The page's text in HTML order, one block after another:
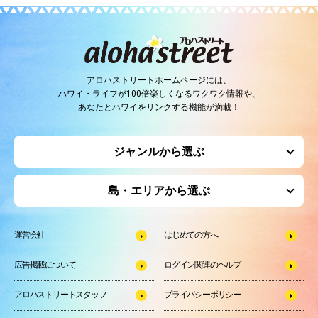
アロハストリートホームページには、
ハワイ・ライフが100倍楽しくなるワクワク情報や、
あなたとハワイをリンクする機能が満載！
ジャンルから選ぶ
島・エリアから選ぶ
運営会社 はじめての方へ
広告掲載について ログイン関連のヘルプ
アロハストリートスタッフ プライバシーポリシー